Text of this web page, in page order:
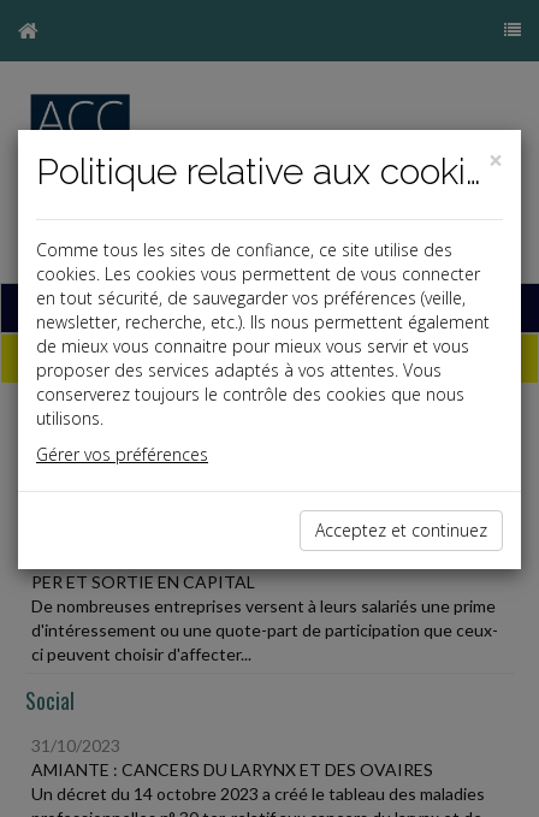
Base documentaire
Dépêches
Liste des dernières dépêches
PER ET SORTIE EN CAPITAL
De nombreuses entreprises versent à leurs salariés une prime
d'intéressement ou une quote-part de participation que ceux-
ci peuvent choisir d'affecter...
Social
31/10/2023
AMIANTE : CANCERS DU LARYNX ET DES OVAIRES
Un décret du 14 octobre 2023 a créé le tableau des maladies
×
Politique relative aux cookies
Comme tous les sites de confiance, ce site utilise des
cookies. Les cookies vous permettent de vous connecter
en tout sécurité, de sauvegarder vos préférences (veille,
newsletter, recherche, etc.). Ils nous permettent également
de mieux vous connaitre pour mieux vous servir et vous
proposer des services adaptés à vos attentes. Vous
conserverez toujours le contrôle des cookies que nous
utilisons.
Gérer vos préférences
Acceptez et continuez